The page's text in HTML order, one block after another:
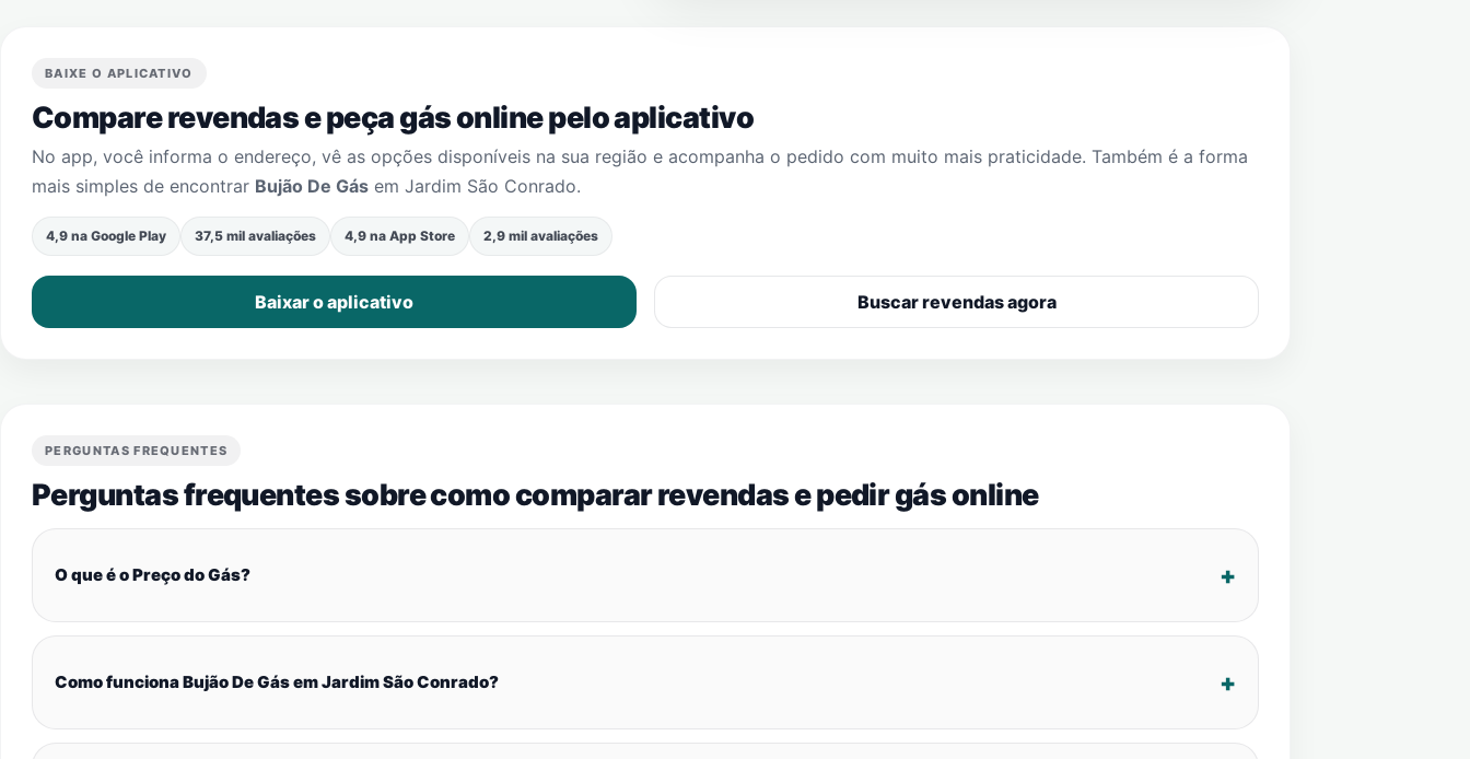
BAIXE O APLICATIVO
Compare revendas e peça gás online pelo aplicativo
No app, você informa o endereço, vê as opções disponíveis na sua região e acompanha o pedido com muito mais praticidade. Também é a forma
mais simples de encontrar Bujão De Gás em Jardim São Conrado.
4,9 na Google Play 37,5 mil avaliações 4,9 na App Store 2,9 mil avaliações
Baixar o aplicativo Buscar revendas agora
PERGUNTAS FREQUENTES
Perguntas frequentes sobre como comparar revendas e pedir gás online
O que é o Preço do Gás?
Como funciona Bujão De Gás em Jardim São Conrado?